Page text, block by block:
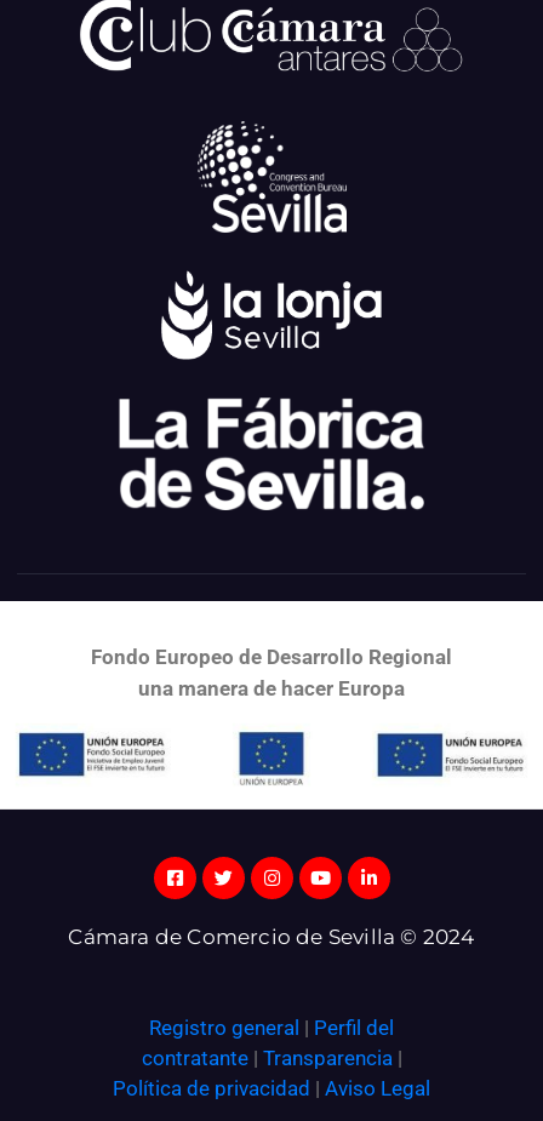
Fondo Europeo de Desarrollo Regional
una manera de hacer Europa
Cámara de Comercio de Sevilla © 2024
Registro general | Perfil del
contratante| Transparencia |
Política de privacidad | Aviso Legal